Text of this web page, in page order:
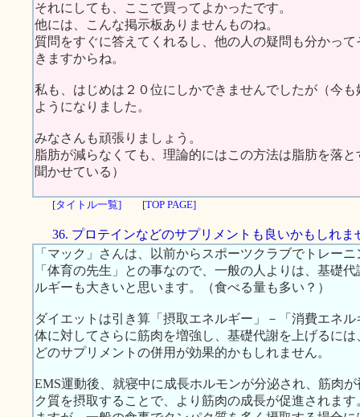
それにしても、ここで買ってよかったです。
他には、こんな掲示板ありませんものね。
質問をすぐに答えてくれるし、他の人の疑問も分かっ
きますからね。
私も、はじめは２０位にしかできませんでしたが（今
ようになりました。
みなさんも頑張りましょう。
脂肪が減らなくても、理論的にはこの方法は脂肪を落
聞かせている）
[タイトル一覧] [TOP PAGE]
36. プロテインなどのサプリメントも良いかもしれま
「マック」さんは、以前からスポーツクラブでトレー
「体育の先生」との事なので、一般の人よりは、基礎
ルギーも大きいと思います。（食べる量も多い？）
ダイエットは引き算「摂取エネルギー」－「消費エネ
体に対してさらに筋肉を増強し、基礎代謝を上げるに
どのサプリメントの併用が効果的かもしれません。
EMS運動後、就寝中に成長ホルモンが分泌され、筋肉
ク質を摂取することで、より筋肉の成長が促進されま